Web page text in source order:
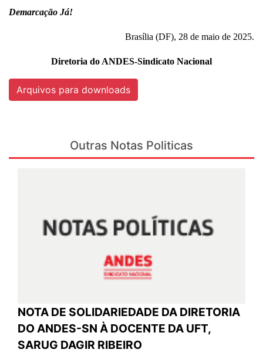
Demarcação Já!
Brasília (DF), 28 de maio de 2025.
Diretoria do ANDES-Sindicato Nacional
Arquivos para downloads
Outras Notas Politicas
NOTA DE SOLIDARIEDADE DA DIRETORIA
DO ANDES-SN À DOCENTE DA UFT,
SARUG DAGIR RIBEIRO